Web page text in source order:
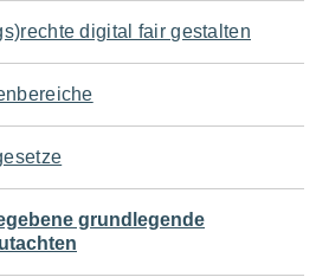
digital fair gestalten
grundlegende